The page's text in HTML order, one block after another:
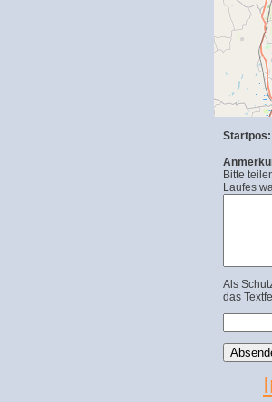
Startpos:
Bitte
Laufes
Als
das